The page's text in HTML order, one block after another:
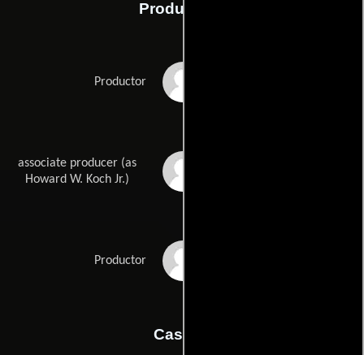
Producción
Productor
associate producer (as
Howard W. Koch Jr.)
Productor
Casting